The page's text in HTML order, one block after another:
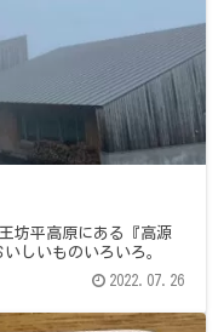
坊平高原にある『高源
しいものいろいろ。
2022.07.26